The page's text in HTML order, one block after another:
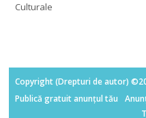
Culturale
Copyright (Drepturi de autor)
Publică gratuit anunțul tău